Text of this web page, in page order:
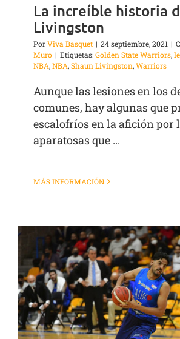
La increíble historia
Livingston
PorViva Basquet | 24 septiembre, 2021 |
Muro | Etiquetas:Golden State Warriors,
NBA,NBA,Shaun Livingston,Warriors
Aunque las lesiones en los
comunes, hay algunas que
escalofríos en la afición por
aparatosas que ...
MÁS INFORMACIÓN